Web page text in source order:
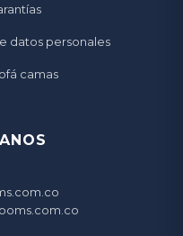
datos personales
camas